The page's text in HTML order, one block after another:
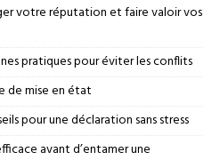
votre réputation et faire valoir vos
pratiques pour éviter les conflits
de mise en état
pour une déclaration sans stress
avant d’entamer une